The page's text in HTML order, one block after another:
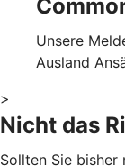
Unsere
Ausland
>
Nicht das
Sollten Sie bisher